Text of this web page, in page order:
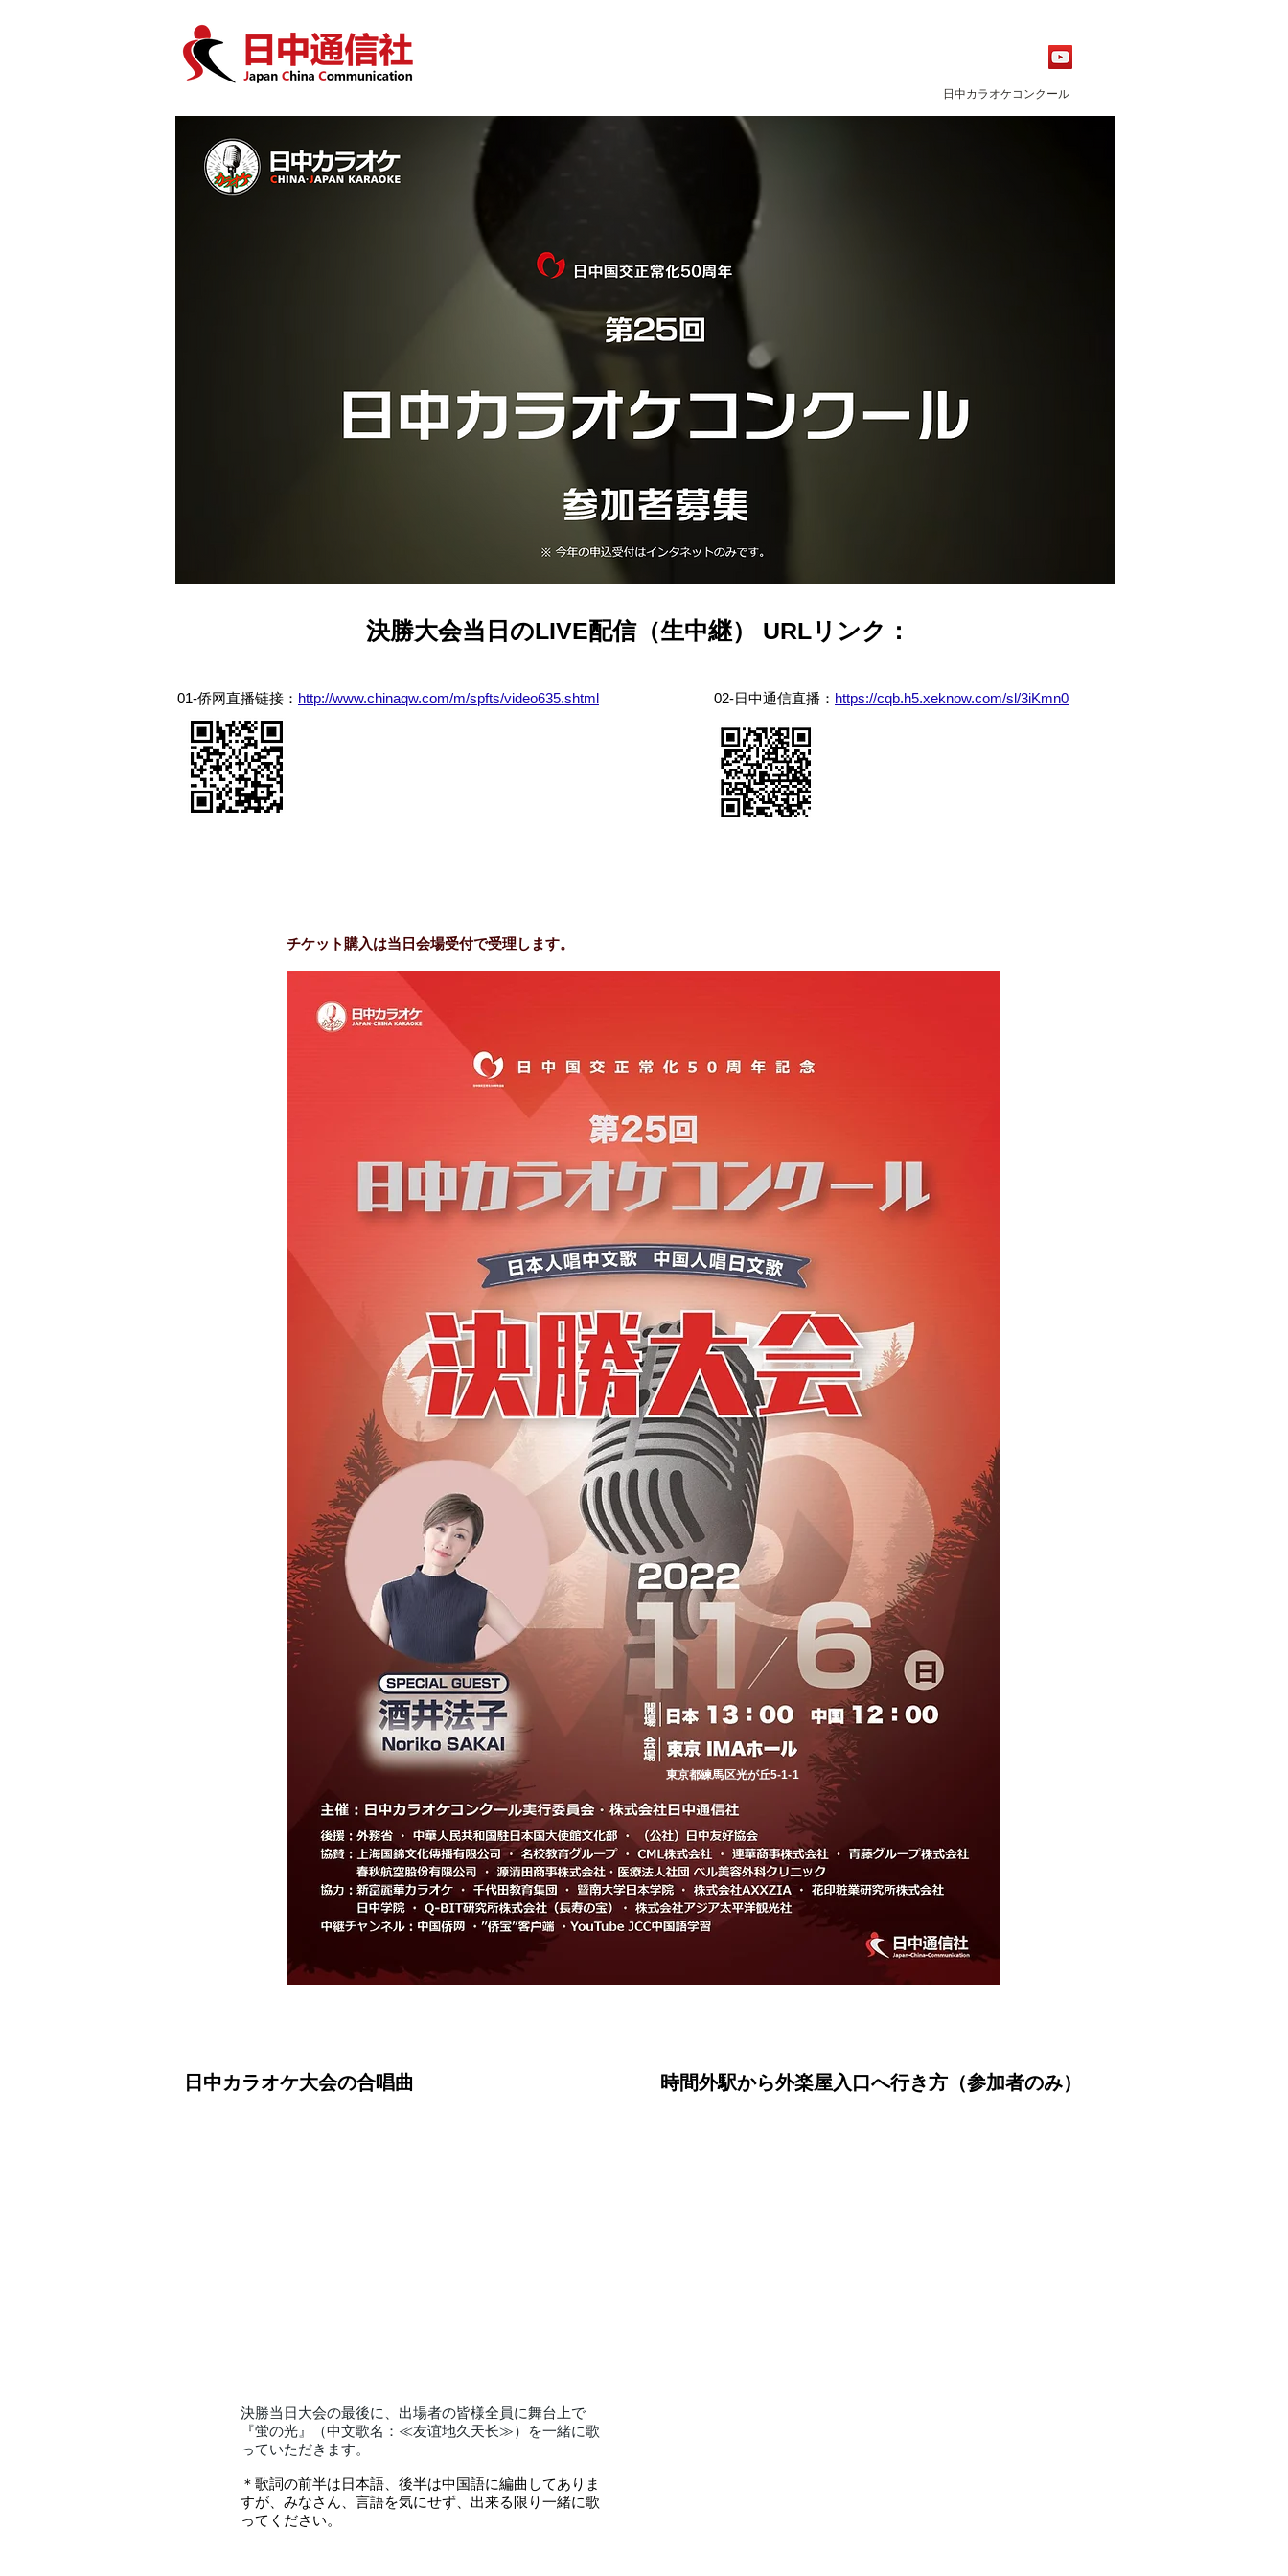
日中カラオケコンクール
決勝大会当日のLIVE配信（生中継） URLリンク：
01-侨网直播链接： http://www.chinaqw.com/m/spfts/video635.shtml 02-日中通信直播： https://cqb.h5.xeknow.com/sl/3iKmn0
チケット購入は当日会場受付で受理します。
東京都練馬区光が丘5-1-1
日中カラオケ大会の合唱曲
決勝当日大会の最後に、出場者の皆様全員に舞台上で
『蛍の光』（中文歌名：≪友谊地久天长≫）を一緒に歌
っていただきます。
＊歌詞の前半は日本語、後半は中国語に編曲してありま
すが、みなさん、言語を気にせず、出来る限り一緒に歌
ってください。
時間外駅から外楽屋入口へ行き方（参加者のみ）